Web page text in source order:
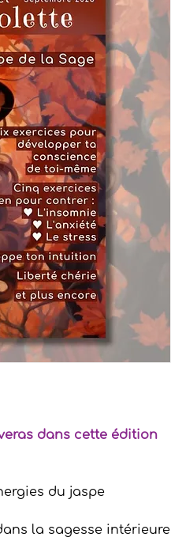
dans cette édition
du jaspe
la sagesse intérieure